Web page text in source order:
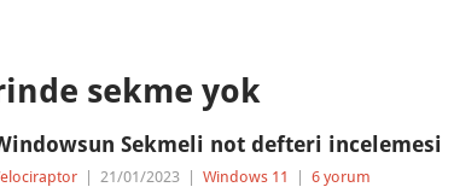
sekme yok
Sekmeli not defteri incelemesi
21/01/2023 Windows 11 6 yorum